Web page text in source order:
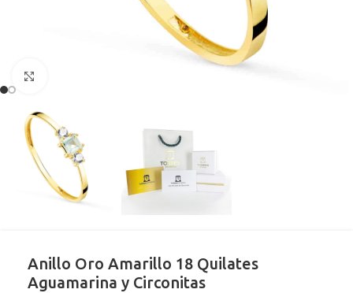
Anillo Oro Amarillo 18 Quilates
Aguamarina y Circonitas